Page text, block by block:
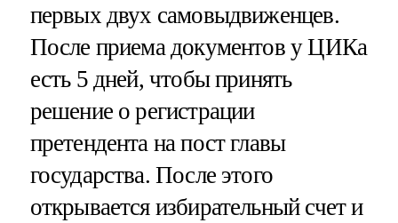
первых двух самовыдвиженцев.
После приема документов у ЦИКа
есть 5 дней, чтобы принять
решение о регистрации
претендента на пост главы
государства. После этого
открывается избирательный счет и